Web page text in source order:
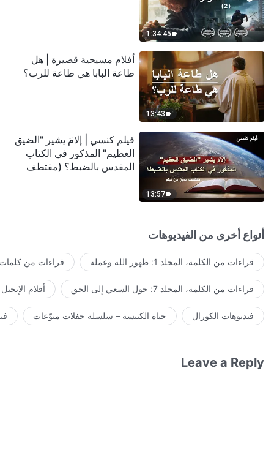
1:34:45
13:43
أفلام مسيحية قصيرة | هل
طاعة البابا هي طاعة للرب؟
13:57
فيلم كنسي | إلامَ يشير "الضيق
العظيم" المذكور في الكتاب
المقدس بالضبط؟ (مقتطف
أنواع أخرى من الفيديوهات
قراءات من الكلمة، المجلد 1: ظهور الله وعمله قراءات من كلمات
قراءات من الكلمة، المجلد 7: حول السعي إلى الحق أفلام الإنجيل
فيديوهات الكورال حياة الكنيسة – سلسلة حفلات منوّعات
Leave a Reply